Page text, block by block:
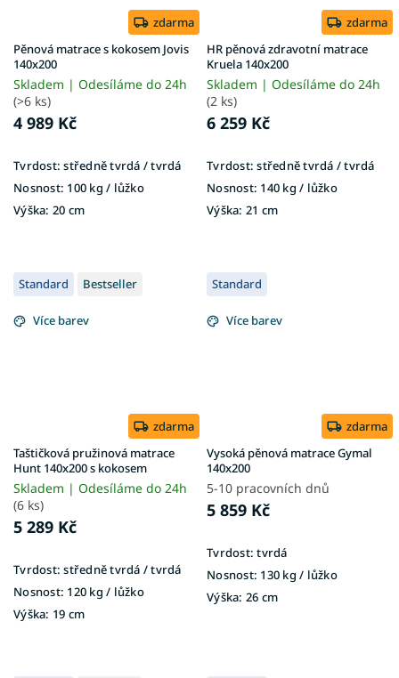
zdarma
Pěnová matrace s kokosem Jovis
140x200
Skladem | Odesíláme do 24h
(>6 ks)
4 989 Kč
Tvrdost: středně tvrdá / tvrdá
Nosnost: 100 kg ​​​​​/ lůžko
Výška: 20 cm
zdarma
HR pěnová zdravotní matrace
Kruela 140x200
Skladem | Odesíláme do 24h
(2 ks)
6 259 Kč
Tvrdost: středně tvrdá / tvrdá
Nosnost: 140 kg / lůžko
Výška: 21 cm
Standard Bestseller
Více barev
zdarma
Taštičková pružinová matrace
Hunt 140x200 s kokosem
Skladem | Odesíláme do 24h
(6 ks)
5 289 Kč
Tvrdost: středně tvrdá / tvrdá
Nosnost: 120 kg ​​​​​/ lůžko
Výška: 19 cm
Standard
Více barev
zdarma
Vysoká pěnová matrace Gymal
140x200
5-10 pracovních dnů
5 859 Kč
Tvrdost: tvrdá
Nosnost: 130 kg ​​​​​/ lůžko
Výška: 26 cm